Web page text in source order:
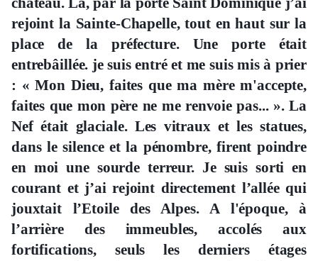
rejoint la Sainte-Chapelle, tout en haut sur la
place de la préfecture. Une porte était
entrebâillée. je suis entré et me suis mis à prier
: « Mon Dieu, faites que ma mère m'accepte,
faites que mon père ne me renvoie pas... ». La
Nef était glaciale. Les vitraux et les statues,
dans le silence et la pénombre, firent poindre
en moi une sourde terreur. Je suis sorti en
courant et j’ai rejoint directement l’allée qui
jouxtait l’Etoile des Alpes. A l'époque, à
l’arrière des immeubles, accolés aux
fortifications, seuls les derniers étages